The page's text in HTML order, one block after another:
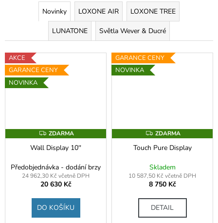
Novinky LOXONE AIR LOXONE TREE
LUNATONE Světla Wever & Ducré
AKCE
GARANCE CENY
NOVINKA
Z
D
A
A
ZDARMA
Wall Display 10''
Předobjednávka - dodání brzy
24 962,30 Kč včetně DPH
20 630 Kč
DO KOŠÍKU
GARANCE CENY
NOVINKA
Z
D
A
A
ZDARMA
Touch Pure Display
Skladem
10 587,50 Kč včetně DPH
8 750 Kč
DETAIL
í
t
?
o